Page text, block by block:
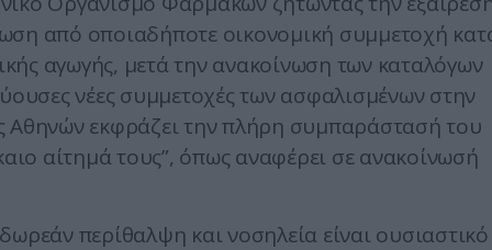
από οποιαδήποτε οικονομική συμμετοχή
αγωγής, μετά την ανακοίνωση των καταλόγων
νέες συμμετοχές των ασφαλισμένωνστην
Αθηνών εκφράζει την πλήρη συμπαράστασή του
αίτημά τους”, όπως αναφέρει σε ανακοίνωσή
περίθαλψη και νοσηλεία είναι ουσιαστικό